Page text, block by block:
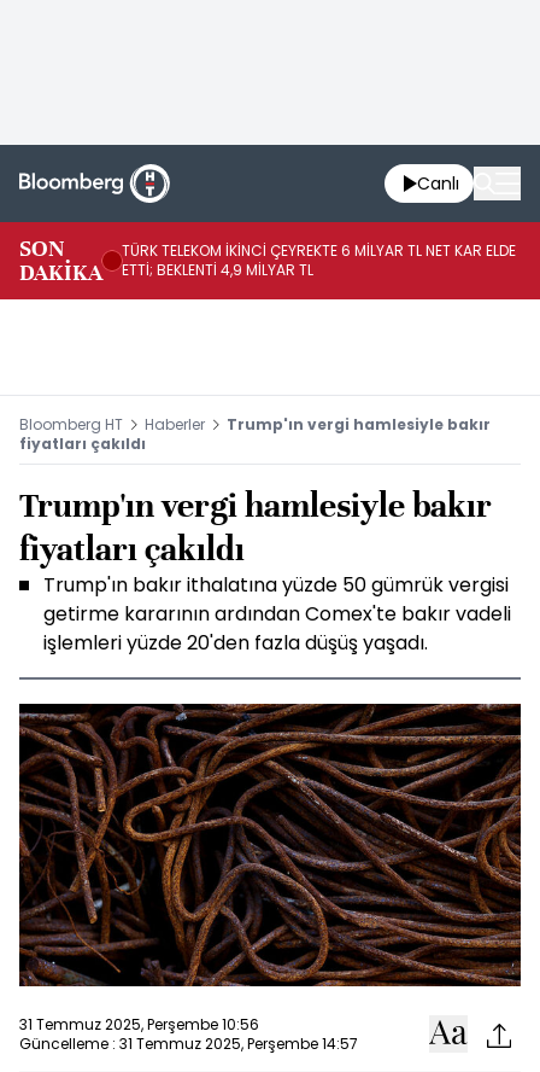
Canlı
SON
DAKİKA
TÜRK TELEKOM İKİNCİ ÇEYREKTE 6 MİLYAR TL NET KAR ELDE
ETTİ; BEKLENTİ 4,9 MİLYAR TL
Bloomberg HT Haberler
Trump'ın vergi hamlesiyle bakır
fiyatları çakıldı
Trump'ın vergi hamlesiyle bakır
fiyatları çakıldı
Trump'ın bakır ithalatına yüzde 50 gümrük vergisi
getirme kararının ardından Comex'te bakır vadeli
işlemleri yüzde 20'den fazla düşüş yaşadı.
31 Temmuz 2025, Perşembe 10:56
Güncelleme : 31 Temmuz 2025, Perşembe 14:57